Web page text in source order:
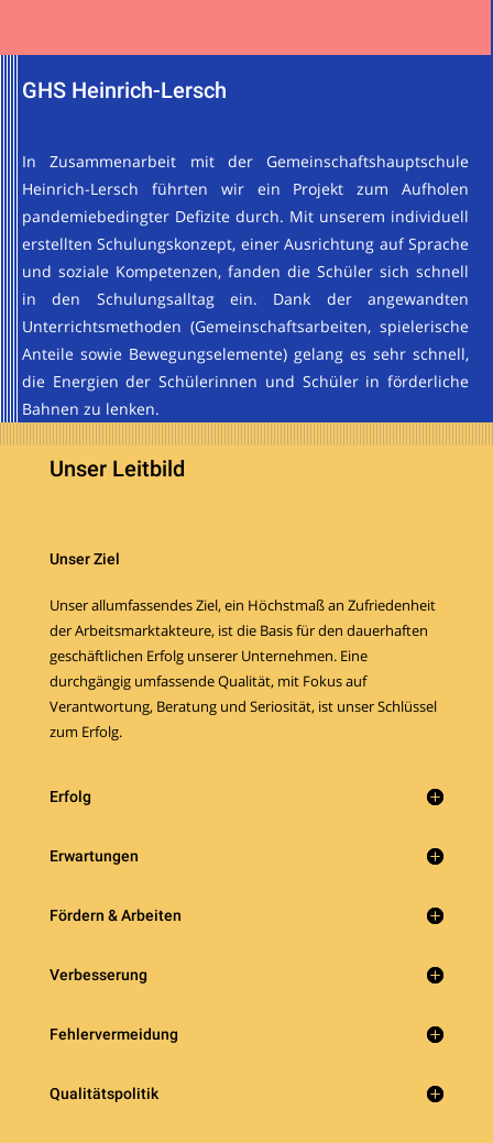
GHS Heinrich-Lersch
In Zusammenarbeit mit der Gemeinschaftshauptschule
Heinrich-Lersch führten wir ein Projekt zum Aufholen
pandemiebedingter Defizite durch. Mit unserem individuell
erstellten Schulungskonzept, einer Ausrichtung auf Sprache
und soziale Kompetenzen, fanden die Schüler sich schnell
in den Schulungsalltag ein. Dank der angewandten
Unterrichtsmethoden (Gemeinschaftsarbeiten, spielerische
Anteile sowie Bewegungselemente) gelang es sehr schnell,
die Energien der Schülerinnen und Schüler in förderliche
Bahnen zu lenken.
Unser Leitbild
Unser Ziel
Unser allumfassendes Ziel, ein Höchstmaß an Zufriedenheit
der Arbeitsmarktakteure, ist die Basis für den dauerhaften
geschäftlichen Erfolg unserer Unternehmen. Eine
durchgängig umfassende Qualität, mit Fokus auf
Verantwortung, Beratung und Seriosität, ist unser Schlüssel
zum Erfolg.
Erfolg
Erwartungen
Fördern & Arbeiten
Verbesserung
Fehlervermeidung
Qualitätspolitik